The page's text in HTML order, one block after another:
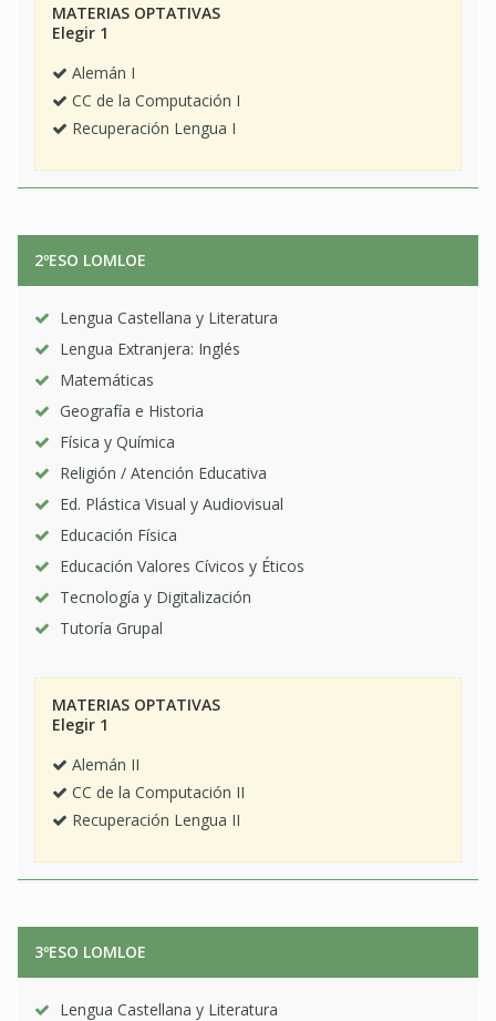
MATERIAS OPTATIVAS
Elegir 1
Alemán I
CC de la Computación I
Recuperación Lengua I
2ºESO LOMLOE
Lengua Castellana y Literatura
Lengua Extranjera: Inglés
Matemáticas
Geografía e Historia
Física y Química
Religión / Atención Educativa
Ed. Plástica Visual y Audiovisual
Educación Física
Educación Valores Cívicos y Éticos
Tecnología y Digitalización
Tutoría Grupal
MATERIAS OPTATIVAS
Elegir 1
Alemán II
CC de la Computación II
Recuperación Lengua II
3ºESO LOMLOE
Lengua Castellana y Literatura